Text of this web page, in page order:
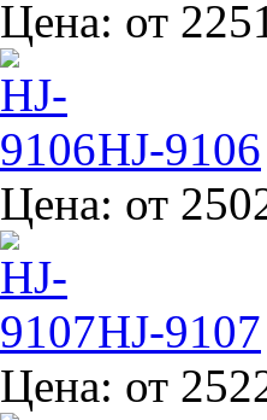
Цена: от
HJ-9106
Цена: от
HJ-9107
Цена: от